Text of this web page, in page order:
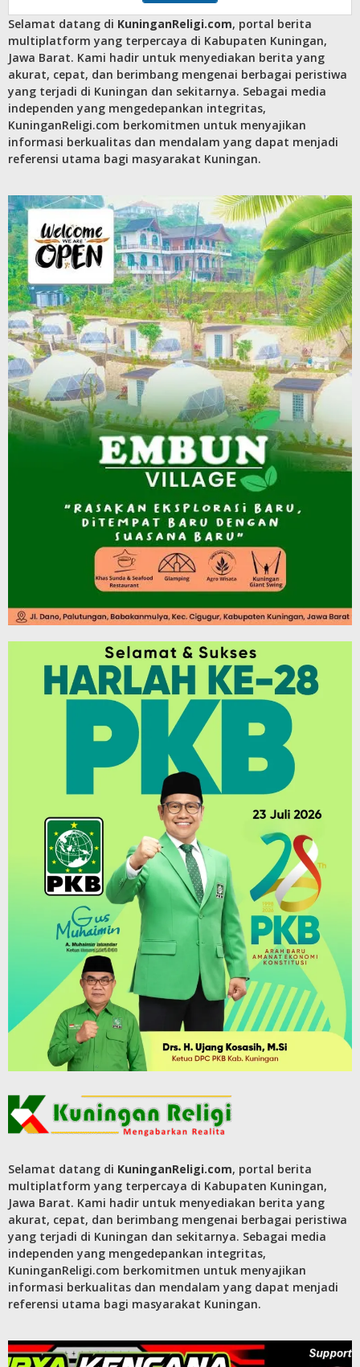
Selamat datang di KuninganReligi.com, portal berita
multiplatform yang terpercaya di Kabupaten Kuningan,
Jawa Barat. Kami hadir untuk menyediakan berita yang
akurat, cepat, dan berimbang mengenai berbagai peristiwa
yang terjadi di Kuningan dan sekitarnya. Sebagai media
independen yang mengedepankan integritas,
KuninganReligi.com berkomitmen untuk menyajikan
informasi berkualitas dan mendalam yang dapat menjadi
referensi utama bagi masyarakat Kuningan.
Selamat datang di KuninganReligi.com, portal berita
multiplatform yang terpercaya di Kabupaten Kuningan,
Jawa Barat. Kami hadir untuk menyediakan berita yang
akurat, cepat, dan berimbang mengenai berbagai peristiwa
yang terjadi di Kuningan dan sekitarnya. Sebagai media
independen yang mengedepankan integritas,
KuninganReligi.com berkomitmen untuk menyajikan
informasi berkualitas dan mendalam yang dapat menjadi
referensi utama bagi masyarakat Kuningan.